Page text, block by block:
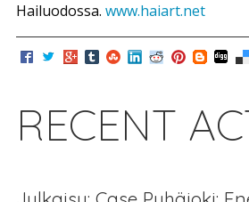
Hailuodossa. www.haiart.net
RECENT